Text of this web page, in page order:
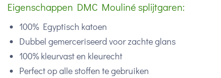
Eigenschappen DMC Mouliné splijtgaren:
100% Egyptisch katoen
Dubbel gemerceriseerd voor zachte glans
100% kleurvast en kleurecht
Perfect op alle stoffen te gebruiken